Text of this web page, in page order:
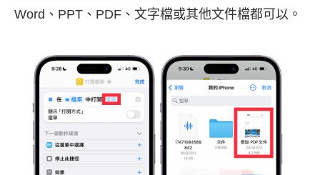
Word、PPT、PDF、文字檔或其他文件檔都可以。